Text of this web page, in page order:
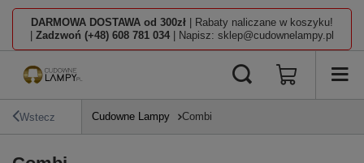
DARMOWA DOSTAWA od 300zł | Rabaty naliczane w koszyku!
Zadzwoń (+48) 608 781 034 | Napisz: sklep@cudownelampy.pl
Wstecz Cudowne Lampy Combi